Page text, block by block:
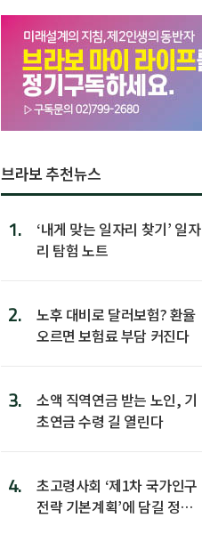
브라보 추천뉴스
1.
‘내게 맞는 일자리 찾기’ 일자
리 탐험 노트
2.
노후 대비로 달러보험? 환율
오르면 보험료 부담 커진다
3.
소액 직역연금 받는 노인, 기
초연금 수령 길 열린다
4.
초고령사회 ‘제1차 국가인구
전략 기본계획’에 담길 정책